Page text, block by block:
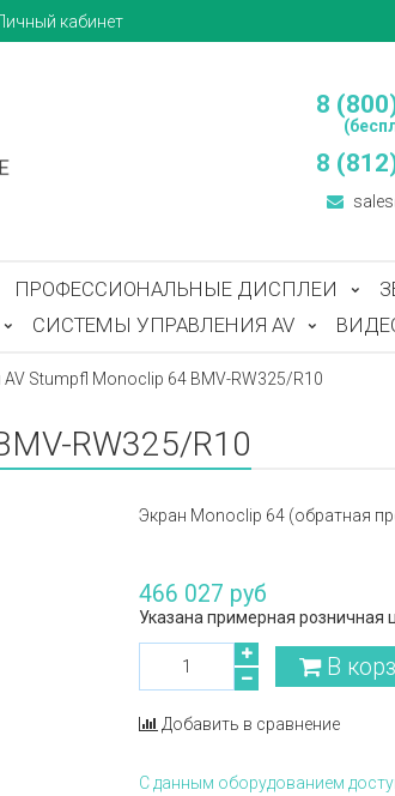
кабинет
8
8
ПРОФЕССИОНАЛЬНЫЕ ДИСПЛЕИ
СИСТЕМЫ УПРАВЛЕНИЯ AV
AV Stumpfl Monoclip 64 BMV-RW325/R10
RW325/R10
Экран Monoclip 64 (обратная
466 027 руб
Указана примерная розничная
В
Добавить в сравнение
С данным оборудованием